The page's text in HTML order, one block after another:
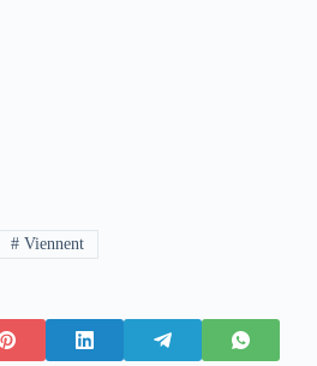
# Viennent